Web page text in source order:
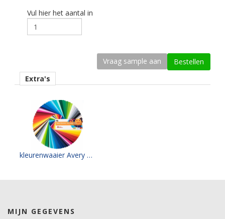
gecoat kraft papier
Minimale aanbrengstemperatuur (°C)
Temperatuurbereik (°C)
-40 tot +100.
Levensduurverwachting
wit en zwart 5 jaar.
ja.
Vul hier het aantal in
Extra's
kleurenwaaier Avery 500 serie
MIJN GEGEVENS